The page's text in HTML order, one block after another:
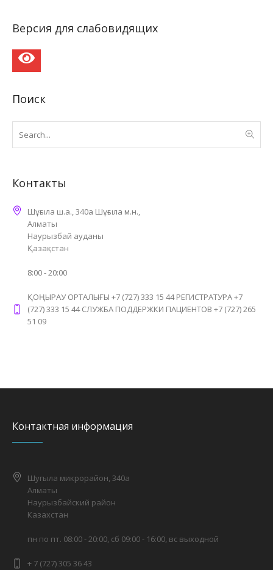
Версия для слабовидящих
Поиск
Контакты
Шұғыла ш.а., 340а Шұғыла м.н.,
Алматы
Наурызбай ауданы
Қазақстан
8:00 - 20:00
ҚОҢЫРАУ ОРТАЛЫҒЫ +7 (727) 333 15 44 РЕГИСТРАТУРА +7
(727) 333 15 44 СЛУЖБА ПОДДЕРЖКИ ПАЦИЕНТОВ +7 (727) 265
51 09
Контактная информация
Шугыла микрорайон, 340а
Алматы
Наурызбайский район
Казахстан
пн по пт. 08:00 - 20:00, сб 09:00 - 16:00, вс выходной
+ 7 (727) 305 36 43